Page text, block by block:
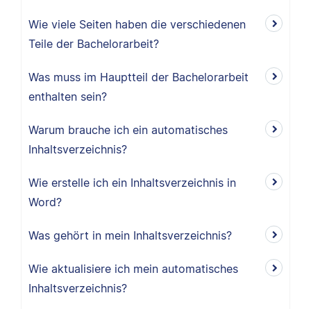
Wie viele Seiten haben die verschiedenen
Teile der Bachelorarbeit?
Was muss im Hauptteil der Bachelorarbeit
enthalten sein?
Warum brauche ich ein automatisches
Inhaltsverzeichnis?
Wie erstelle ich ein Inhaltsverzeichnis in
Word?
Was gehört in mein Inhaltsverzeichnis?
Wie aktualisiere ich mein automatisches
Inhaltsverzeichnis?